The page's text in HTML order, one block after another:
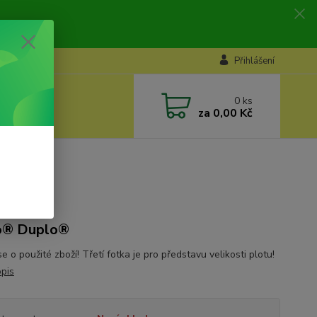
Přihlášení
0 ks
za 0,00 Kč
Duplo®
o použité zboží! Třetí fotka je pro představu velikosti plotu!